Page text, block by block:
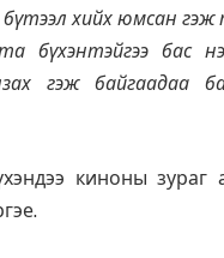
бүтээл хийх юмсан
бүхэнтэйгээ бас
гэж байгаадаа
киноны зураг